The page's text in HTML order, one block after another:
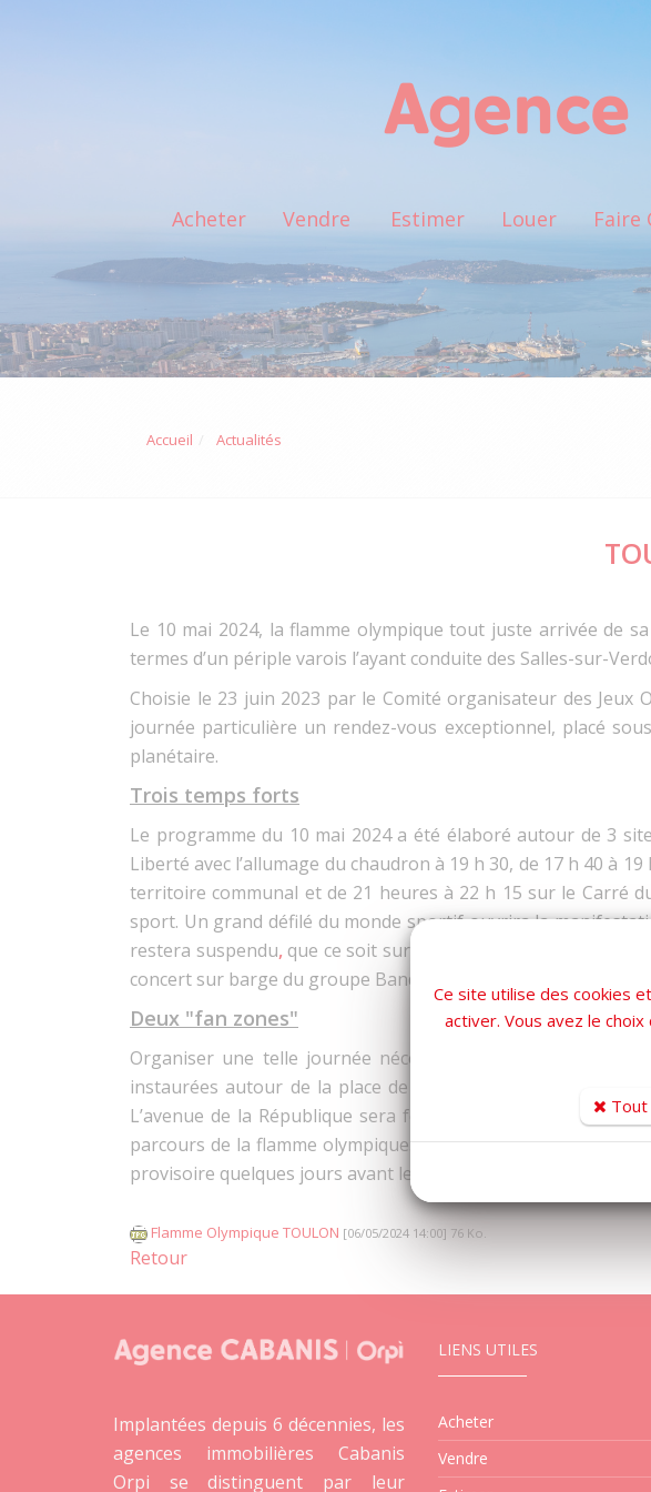
Acheter Vendre Estimer Louer Faire
Accueil Actualités
Le 10 mai 2024, la flamme olympique tout juste arrivée de
termes d’un périple varois l’ayant conduite des Salles-sur-
Choisie le 23 juin 2023 par le Comité organisateur des
journée particulière un rendez-vous exceptionnel, placé
planétaire.
Trois temps forts
Le programme du 10 mai 2024 a été élaboré autour de 3
Liberté avec l’allumage du chaudron à 19 h 30, de 17 h 40 à
territoire communal et de 21 heures à 22 h 15 sur le Carré
sport. Un grand défilé du monde sportif ouvrira la
restera suspendu, que ce soit sur le Carré du port ou place
concert sur barge du groupe Bande à part et le show
Deux "fan zones"
Organiser une telle journée nécessite le déploiement de
instaurées autour de la place de la Liberté et le sur le port
L’avenue de la République sera fermée à la circulation de
parcours de la flamme olympique. La Ville de Toulon
provisoire quelques jours avant le jour J.
Flamme Olympique TOULON [06/05/2024 14:00] 76 Ko.
Retour
Implantées depuis 6 décennies, les
agences immobilières Cabanis
Orpi se distinguent par leur
LIENS UTILES
Acheter
Vendre
Ce site utilise des cookies
activer. Vous avez le